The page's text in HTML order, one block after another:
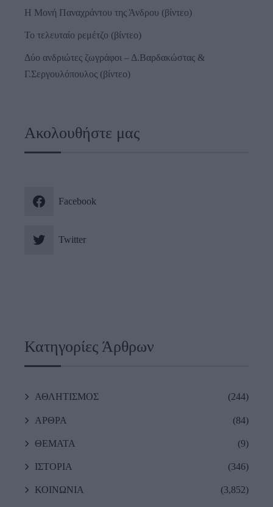
Η Μονή Παναχράντου της Άνδρου (βίντεο)
Το τελευταίο ρεμέτζο (βίντεο)
Δύο ανδριώτες ζωγράφοι – Δ.Βαρδακώστας &
Γ.Σεργουλόπουλος (βίντεο)
Ακολουθήστε μας
Facebook
Twitter
Κατηγορίες Άρθρων
ΑΘΛΗΤΙΣΜΟΣ (244)
ΑΡΘΡΑ (84)
ΘΕΜΑΤΑ (9)
ΙΣΤΟΡΙΑ (346)
ΚΟΙΝΩΝΙΑ (3,852)